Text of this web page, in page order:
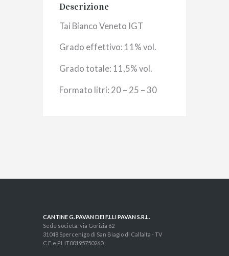
Descrizione
Tai Bianco Veneto IGT
Grado effettivo: 11% vol.
Grado totale: 11,5% vol.
Formato litri: 20 – 25 – 30
CANTINE G. PAVAN DEI F.LLI PAVAN S.R.L.
Sede società: via Gorizia 62
31048 Spercenigo di San Biagio di Callalta - TV
C.F. e P.I. IT00195750260